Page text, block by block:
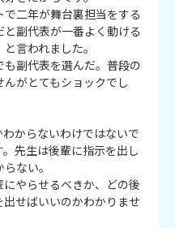
二年が舞台裏担当をする
副代表が一番よく動ける
言われました。
副代表を選んだ。普段の
がとてもショックでし
からないわけではないで
先生は後輩に指示を出し
ない。
やらせるべきか、どの後
せばいいのかわかりませ